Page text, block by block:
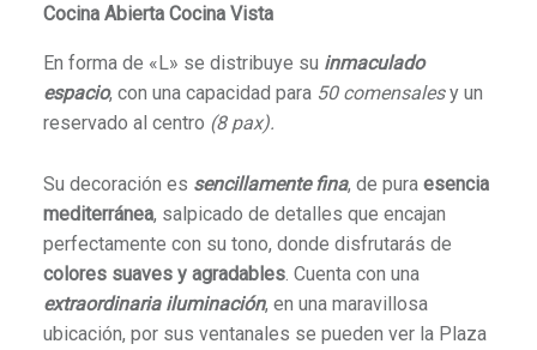
Cocina Abierta Cocina Vista
En forma de «L» se distribuye su inmaculado
espacio, con una capacidad para 50 comensalesy un
reservado al centro (8 pax).
Su decoración es sencillamente fina, de pura esencia
mediterránea, salpicado de detalles que encajan
perfectamente con su tono, donde disfrutarás de
colores suaves y agradables. Cuenta con una
extraordinaria iluminación, en una maravillosa
ubicación, por sus ventanales se pueden ver la Plaza